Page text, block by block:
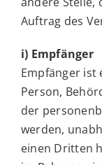
Auftrag des
i) Empfänger
Empfänger
Person,
der
werden,
einen Dritten